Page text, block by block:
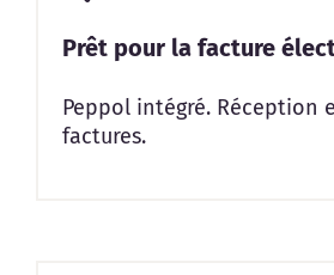
Prêt pour la facture
Peppol intégré. Réception
factures.